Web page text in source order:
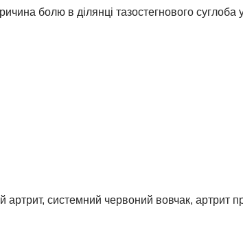
болю в ділянці тазостегнового суглоба
артрит, системний червоний вовчак, артрит